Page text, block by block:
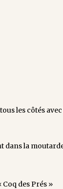
les côtés
dans la
des Prés »